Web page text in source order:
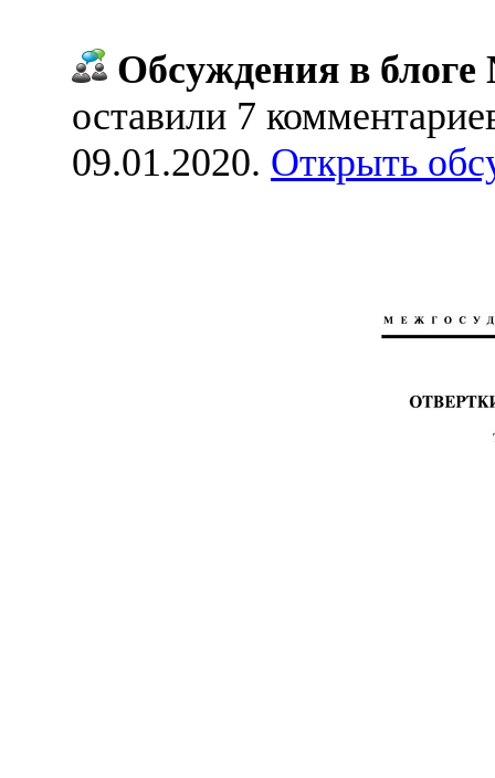
Обсуждения в
оставили 7
09.01.2020. Открыть